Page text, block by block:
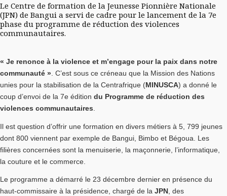
Le Centre de formation de la Jeunesse Pionnière Nationale
(JPN) de Bangui a servi de cadre pour le lancement de la 7e
phase du programme de réduction des violences
communautaires.
« Je renonce à la violence et m’engage pour la paix dans notre
communauté » . C’est sous ce créneau que la Mission des Nations
unies pour la stabilisation de la Centrafrique (MINUSCA) a donné le
coup d’envoi de la 7e édition du Programme de réduction des
violences communautaires
Il est question d’offrir une formation en divers métiers à 5, 799 jeunes
dont 800 viennent par exemple de Bangui, Bimbo et Bégoua. Les
filières concernées sont la menuiserie, la maçonnerie, l’informatique,
la couture et le commerce.
Le programme a démarré le 23 décembre dernier en présence du
haut-commissaire à la présidence, chargé de la JPN , des